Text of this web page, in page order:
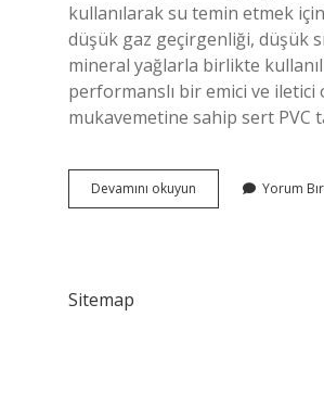
kullanılarak su temin etmek
düşük gaz geçirgenliği, düşük
mineral yağlarla birlikte
performanslı bir emici ve
mukavemetine sahip sert PVC
Devamını okuyun
Tipi
Yorum
Sitemap